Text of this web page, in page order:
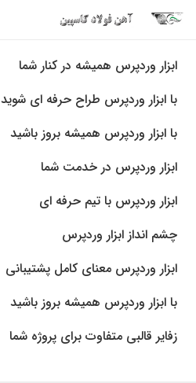
ابزار وردپرس همیشه در کنار شما
با ابزار وردپرس طراح حرفه ای شوید
با ابزار وردپرس همیشه بروز باشید
ابزار وردپرس در خدمت شما
ابزار وردپرس با تیم حرفه ای
چشم انداز ابزار وردپرس
ابزار وردپرس معنای کامل پشتیبانی
با ابزار وردپرس همیشه بروز باشید
زفایر قالبی متفاوت برای پروژه شما